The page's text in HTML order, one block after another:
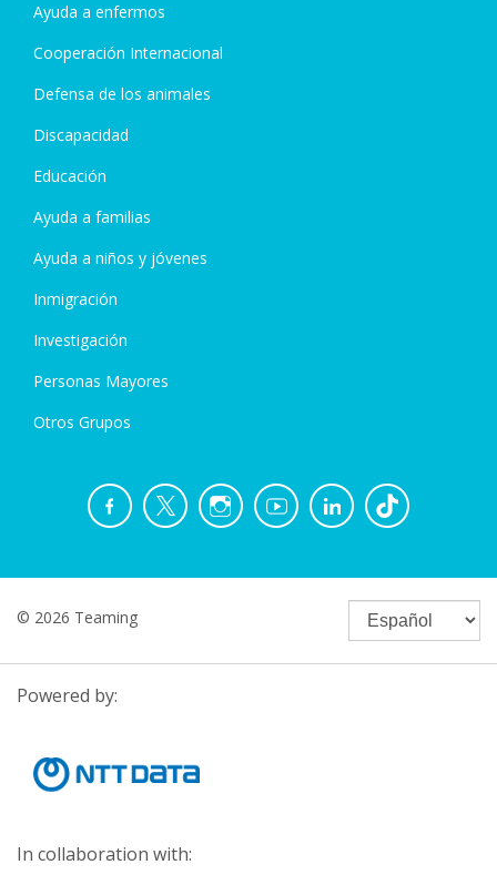
Ayuda a enfermos
Cooperación Internacional
Defensa de los animales
Discapacidad
Educación
Ayuda a familias
Ayuda a niños y jóvenes
Inmigración
Investigación
Personas Mayores
Otros Grupos
© 2026 Teaming
Powered by:
In collaboration with: